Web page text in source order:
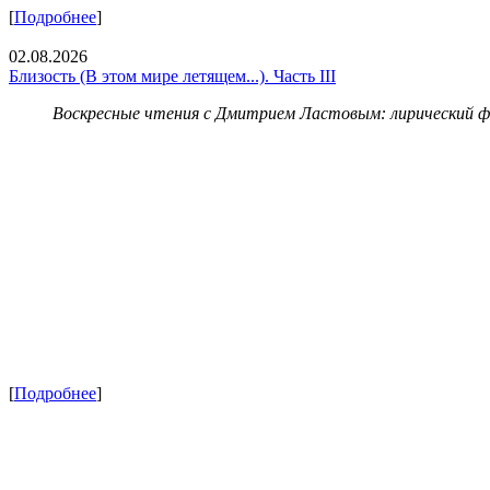
[Подробнее]
02.08.2026
Близость (В этом мире летящем...). Часть III
Воскресные чтения с Дмитрием Ластовым: лирический
[Подробнее]